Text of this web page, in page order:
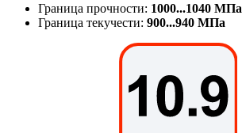
Граница прочности: 1000...1040 МПа
Граница текучести: 900...940 МПа